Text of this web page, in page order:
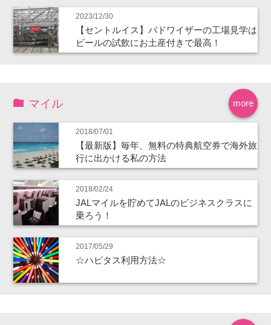
2023/12/30
【セントルイス】バドワイザーの工場見学は
ビールの試飲にお土産付きで最高！
more
マイル
2018/07/01
【最新版】毎年、無料の特典航空券で海外旅
行に出かける私の方法
2018/02/24
JALマイルを貯めてJALのビジネスクラスに
乗ろう！
2017/05/29
☆ハピタス利用方法☆